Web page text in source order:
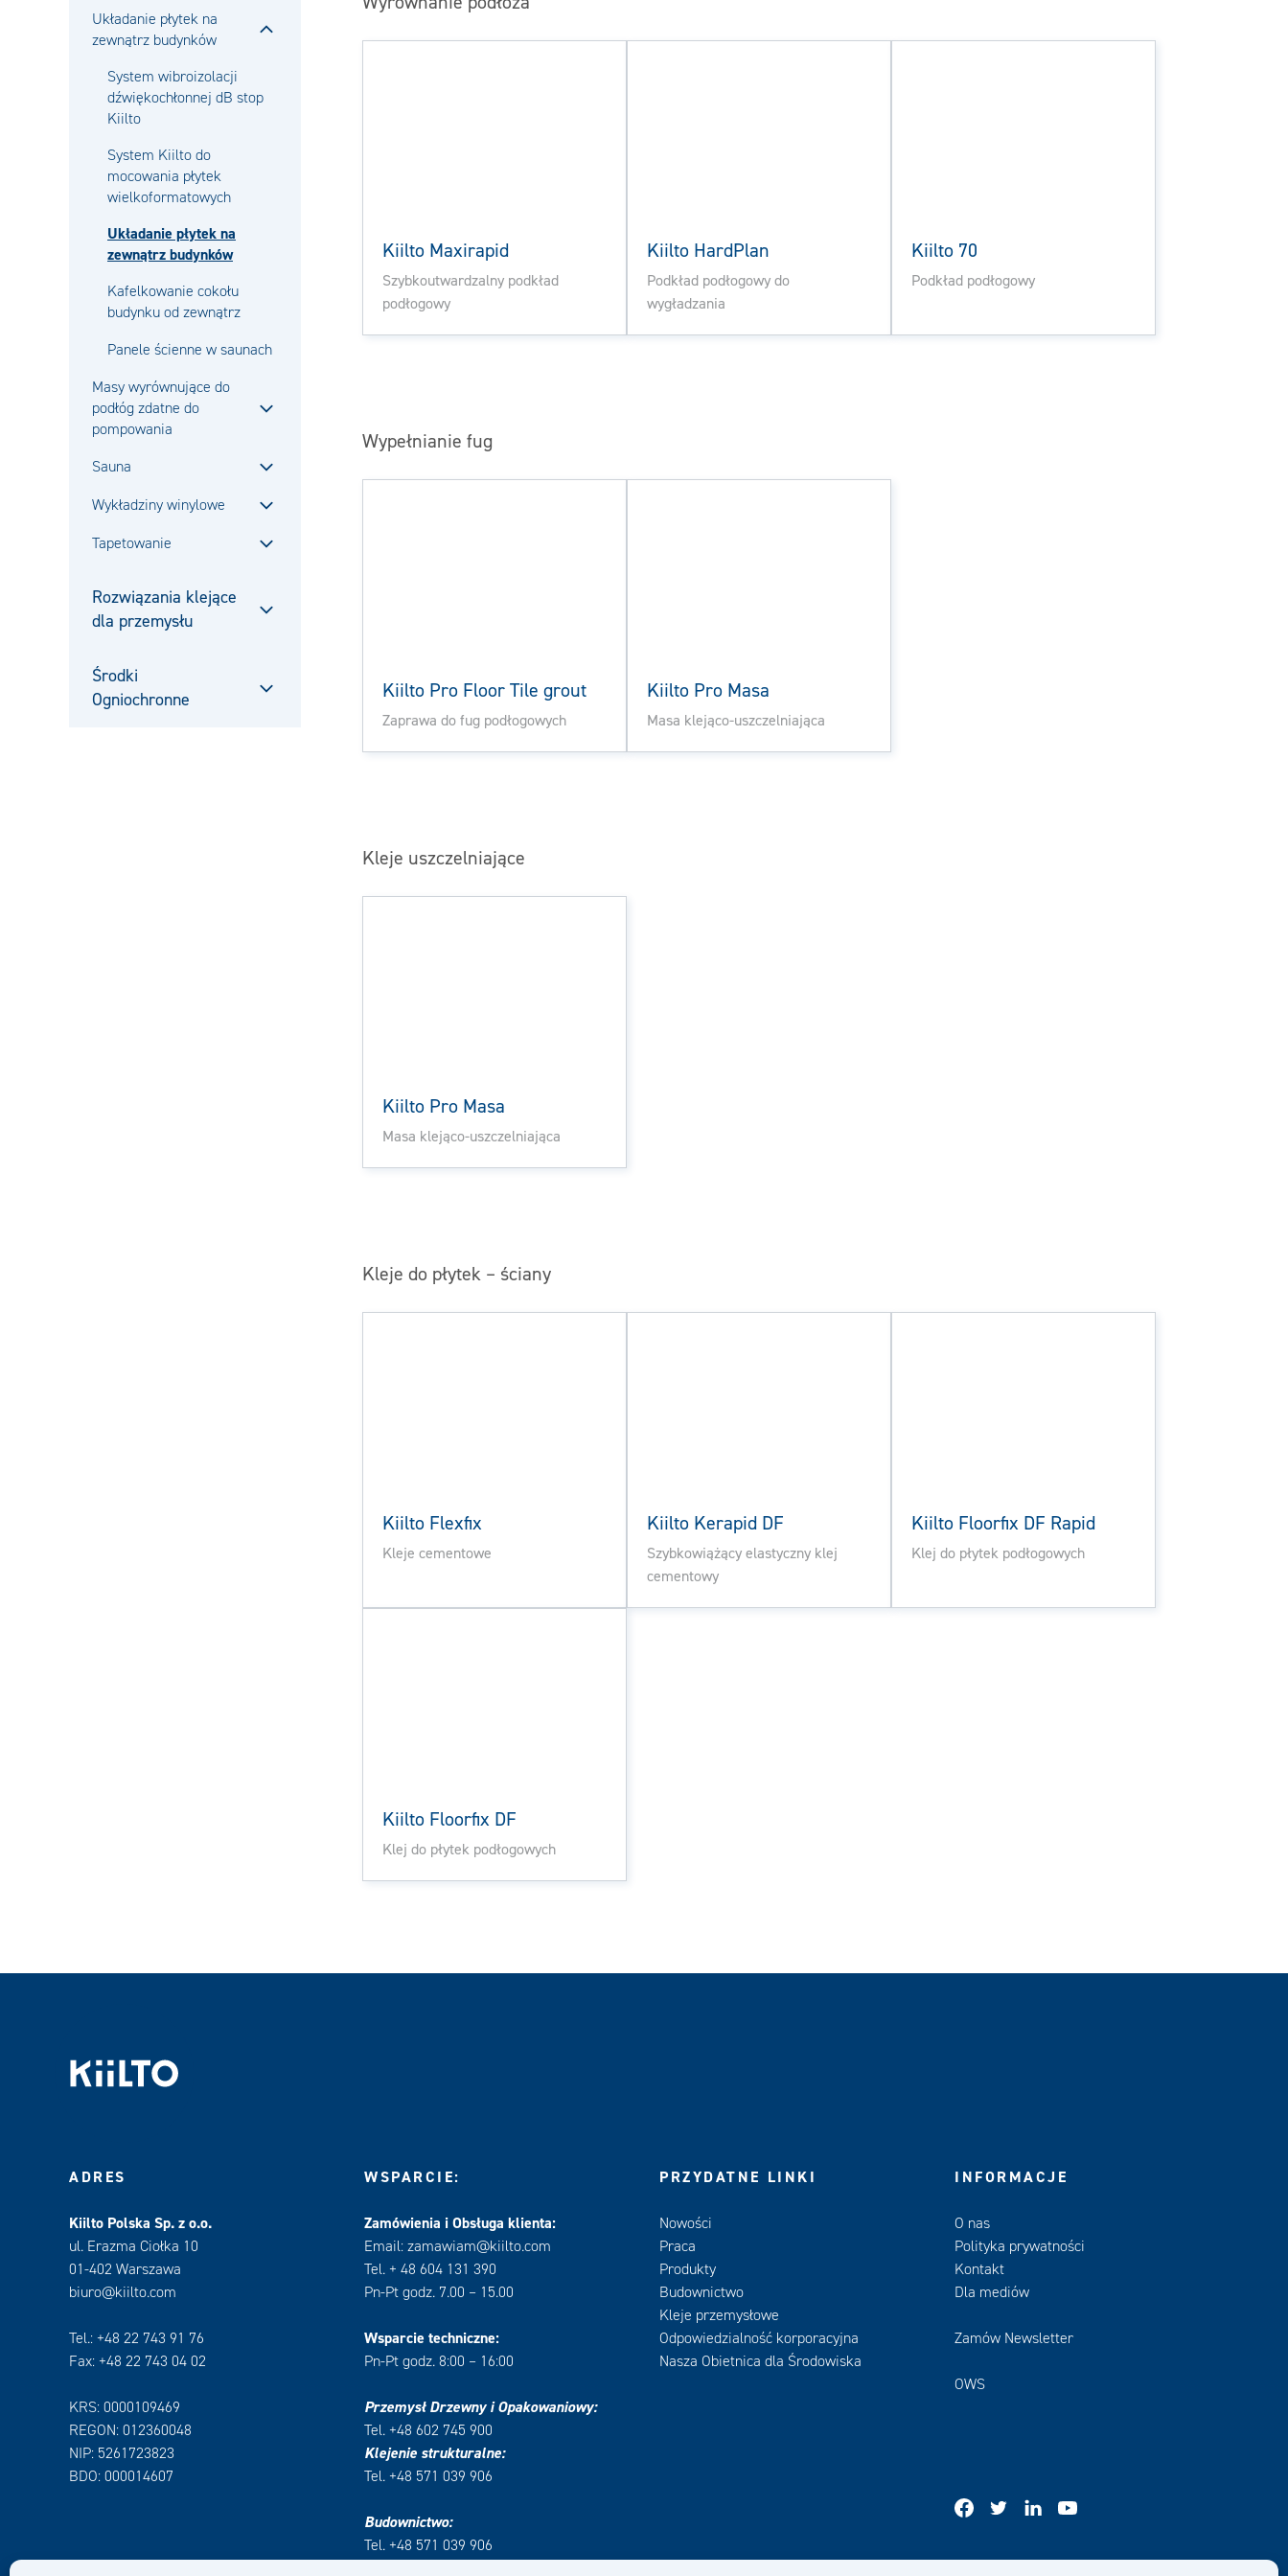
Układanie płytek na
zewnątrz budynków
System wibroizolacji
dźwiękochłonnej dB stop
Kiilto
System Kiilto do
mocowania płytek
wielkoformatowych
Układanie płytek na
zewnątrz budynków
Kafelkowanie cokołu
budynku od zewnątrz
Panele ścienne w saunach
Masy wyrównujące do
podłóg zdatne do
pompowania
Sauna
Wykładziny winylowe
Tapetowanie
Rozwiązania klejące
dla przemysłu
Środki
Ogniochronne
Kiilto Maxirapid
Szybkoutwardzalny podkład
podłogowy
Kiilto HardPlan
Podkład podłogowy do
wygładzania
Kiilto 70
Podkład podłogowy
Wypełnianie fug
Kiilto Pro Floor Tile grout
Zaprawa do fug podłogowych
Kiilto Pro Masa
Masa klejąco-uszczelniająca
Kleje uszczelniające
Kiilto Pro Masa
Masa klejąco-uszczelniająca
Kleje do płytek – ściany
Kiilto Flexfix
Kleje cementowe
Kiilto Kerapid DF
Szybkowiążący elastyczny klej
cementowy
Kiilto Floorfix DF Rapid
Klej do płytek podłogowych
Kiilto Floorfix DF
Klej do płytek podłogowych
ADRES
Kiilto Polska Sp. z o.o.
ul. Erazma Ciołka 10
01-402 Warszawa
biuro@kiilto.com
Tel.: +48 22 743 91 76
Fax: +48 22 743 04 02
KRS: 0000109469
REGON: 012360048
NIP: 5261723823
BDO: 000014607
WSPARCIE:
Zamówienia i Obsługa klienta:
Email: zamawiam@kiilto.com
Tel. + 48 604 131 390
Pn-Pt godz. 7.00 – 15.00
Wsparcie techniczne:
Pn-Pt godz. 8:00 – 16:00
Przemysł Drzewny i Opakowaniowy:
Tel. +48 602 745 900
Klejenie strukturalne:
Tel. +48 571 039 906
Budownictwo:
Tel. +48 571 039 906
PRZYDATNE LINKI
Nowości
Praca
Produkty
Budownictwo
Kleje przemysłowe
Odpowiedzialność korporacyjna
Nasza Obietnica dla Środowiska
INFORMACJE
O nas
Polityka prywatności
Kontakt
Dla mediów
Zamów Newsletter
OWS
facebooktwitter linkedinyoutube